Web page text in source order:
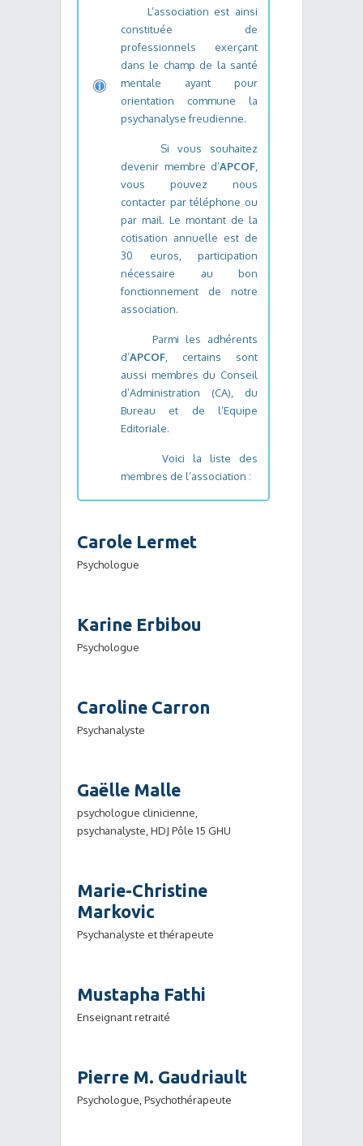
L’association est ainsi
constituée de
professionnels exerçant
dans le champ de la santé
mentale ayant pour
orientation commune la
psychanalyse freudienne.
Si vous souhaitez
devenir membre d’APCOF
vous pouvez nous
contacter par téléphone ou
par mail. Le montant de la
cotisation annuelle est de
30 euros, participation
nécessaire au bon
fonctionnement de notre
association.
Parmi les adhérents
d’APCOF , certains sont
aussi membres du Conseil
d’Administration (CA), du
Bureau et de l’Equipe
Editoriale.
Voici la liste des
membres de l’association :
Carole Lermet
Psychologue
Karine Erbibou
Psychologue
Caroline Carron
Psychanalyste
Gaëlle Malle
psychologue clinicienne,
psychanalyste, HDJ Pôle 15 GHU
Marie-Christine
Markovic
Psychanalyste et thérapeute
Mustapha Fathi
Enseignant retraité
Pierre M. Gaudriault
Psychologue, Psychothérapeute